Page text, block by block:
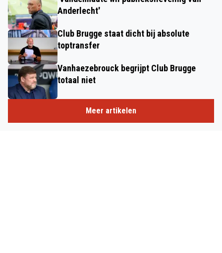
Anderlecht'
Club Brugge staat dicht bij absolute
toptransfer
Vanhaezebrouck begrijpt Club Brugge
totaal niet
Meer artikelen